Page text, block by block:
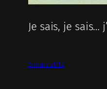
Je sais, je sais…
6 mars 2013